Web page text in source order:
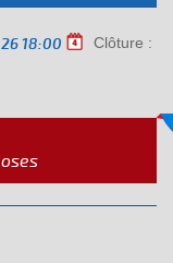
18:00 Clôture :